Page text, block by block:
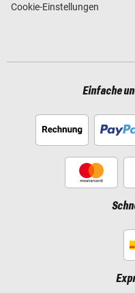
Cookie-Einstellungen
Einfache